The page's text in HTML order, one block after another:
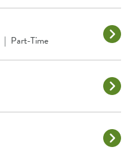
| Part-Time